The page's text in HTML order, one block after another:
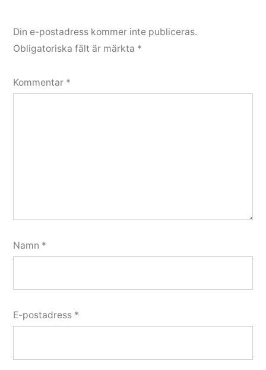
Din e-postadress kommer inte publiceras.
Obligatoriska fält är märkta *
Kommentar *
Namn *
E-postadress *